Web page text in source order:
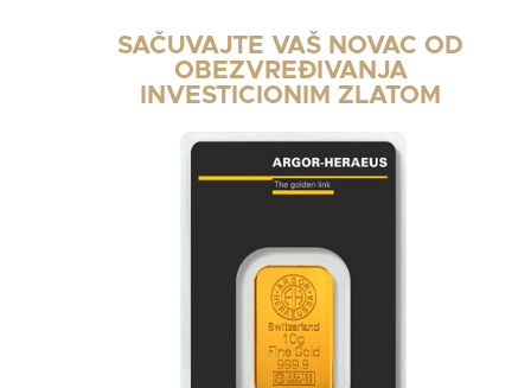
SAČUVAJTE VAŠ NOVAC OD
OBEZVREĐIVANJA
INVESTICIONIM ZLATOM